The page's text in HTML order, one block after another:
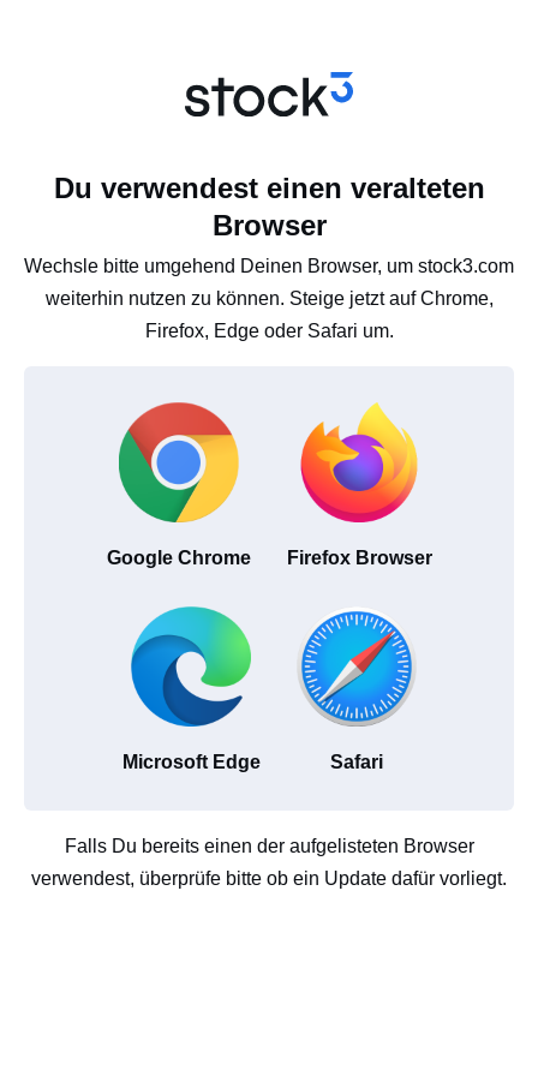
Du verwendest einen veralteten
Browser
Wechsle bitte umgehend Deinen Browser, um stock3.com
weiterhin nutzen zu können. Steige jetzt auf Chrome,
Firefox, Edge oder Safari um.
Google Chrome Firefox Browser
Microsoft Edge Safari
Falls Du bereits einen der aufgelisteten Browser
verwendest, überprüfe bitte ob ein Update dafür vorliegt.